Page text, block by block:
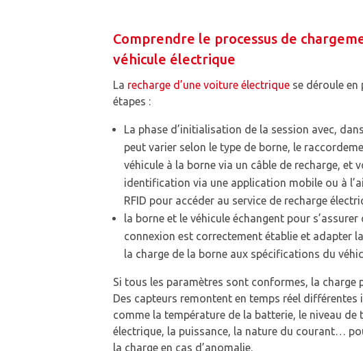
Comprendre le processus de
véhicule électrique
La recharge d’une voiture électriquese déroule en
étapes :
La phase d’initialisation de la session avec,
peut varier selon le type de borne, le
véhicule à la borne via un câble de recharge, et
identification via une application mobile ou à
RFID pour accéder au service de recharge
la borne et le véhicule échangent pour s’assurer
connexion est correctement établie et adapter
la charge de la borne aux spécifications du
Si tous les paramètres sont conformes, la charge
Des capteurs remontent en temps réel
comme la température de la batterie, le niveau de
électrique, la puissance, la nature du courant…
la charge en cas d’anomalie.